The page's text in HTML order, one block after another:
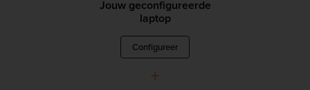
Jouw geconfigureerde
laptop
Configureer
+